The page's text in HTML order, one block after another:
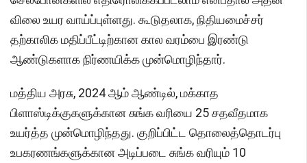
விலை உயர வாய்ப்புள்ளது. கூடுதலாக, நிதியமைச்சர்
தற்காலிக மதிப்பீட்டிற்கான கால வரம்பை இரண்டு
ஆண்டுகளாக நிர்ணயிக்க முன்மொழிந்தார்.
மத்திய அரசு, 2024 ஆம் ஆண்டில், மக்காத
பிளாஸ்டிக்குகளுக்கான சுங்க வரியை 25 சதவீதமாக
உயர்த்த முன்மொழிந்தது. குறிப்பிட்ட தொலைத்தொடர்பு
உபகரணங்களுக்கான அடிப்படை சுங்க வரியும் 10